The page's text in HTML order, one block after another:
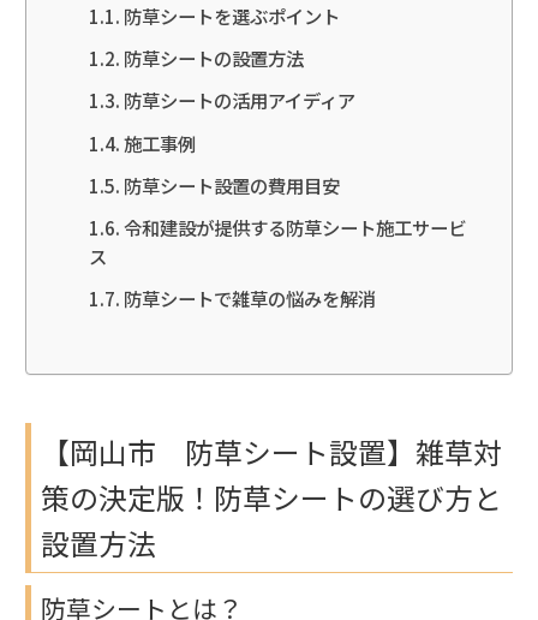
防草シートを選ぶポイント
防草シートの設置方法
防草シートの活用アイディア
施工事例
防草シート設置の費用目安
令和建設が提供する防草シート施工サービ
ス
防草シートで雑草の悩みを解消
【岡山市 防草シート設置】雑草対
策の決定版！防草シートの選び方と
設置方法
防草シートとは？